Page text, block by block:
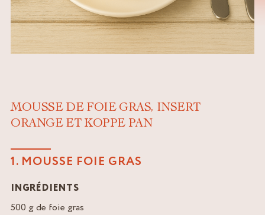
MOUSSE DE FOIE GRAS, INSERT
ORANGE ET KOPPE PAN
1. MOUSSE FOIE GRAS
INGRÉDIENTS
500 g de foie gras